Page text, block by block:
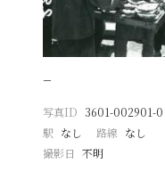
−
写真ID 3601-002901-0
駅 なし 路線 なし
撮影日
不明